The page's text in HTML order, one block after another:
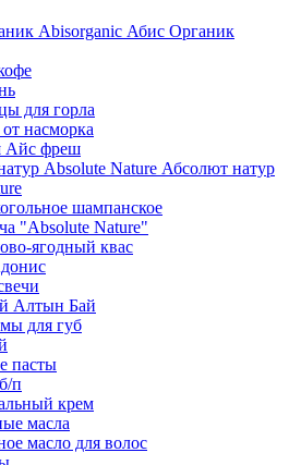
Абис Органик
для горла
насморка
Айс фреш
Абсолют натур
шампанское
"Absolute Nature"
ягодный квас
Алтын Бай
для губ
пасты
п
крем
масла
масло для волос